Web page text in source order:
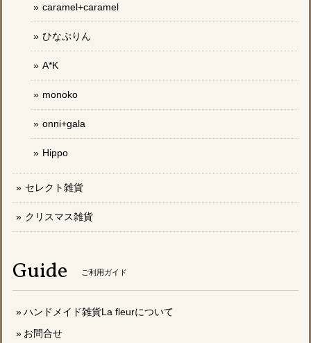
caramel+caramel
ひなぷりん
A*K
monoko
onni+gala
Hippo
セレクト雑貨
クリスマス雑貨
Guide ご利用ガイド
ハンドメイド雑貨La fleurについて
お問合せ